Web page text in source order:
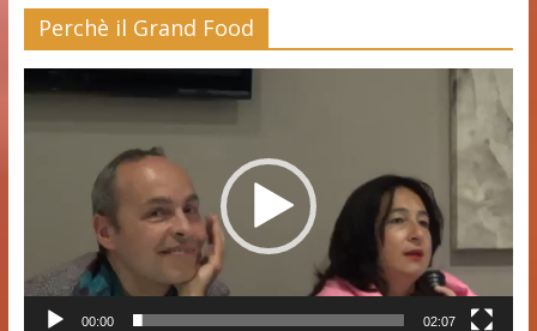
Perchè il Grand Food
00:00 02:07